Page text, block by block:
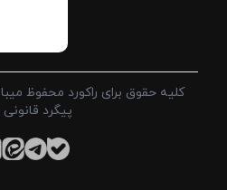
کلیه حقوق برای راکورد محفوظ
پیگرد قانونی